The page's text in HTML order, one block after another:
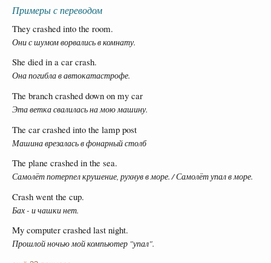
Примеры с переводом
They crashed into the room.
Они с шумом ворвались в комнату.
She died in a car crash.
Она погибла в автокатастрофе.
The branch crashed down on my car
Эта ветка свалилась на мою машину.
The car crashed into the lamp post
Машина врезалась в фонарный столб
The plane crashed in the sea.
Самолёт потерпел крушение, рухнув в море. / Самолёт упал в море.
Crash went the cup.
Бах - и чашки нет.
My computer crashed last night.
Прошлой ночью мой компьютер "упал".